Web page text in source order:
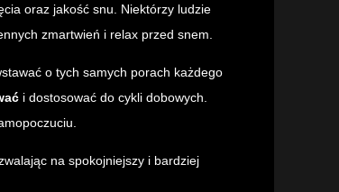
oraz jakość snu. Niektórzy ludzie
zmartwień i relax przed snem.
o tych samych porach każdego
i dostosować do cykli dobowych.
na spokojniejszy i bardziej